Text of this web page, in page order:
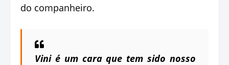
do companheiro.
Vini é um cara que tem sido nosso